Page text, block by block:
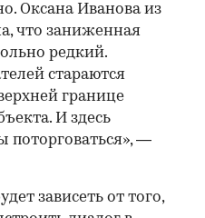
Оксана Иванова из
что заниженная
редкий.
стараются
границе
И здесь
поторговаться», —
зависеть от того,